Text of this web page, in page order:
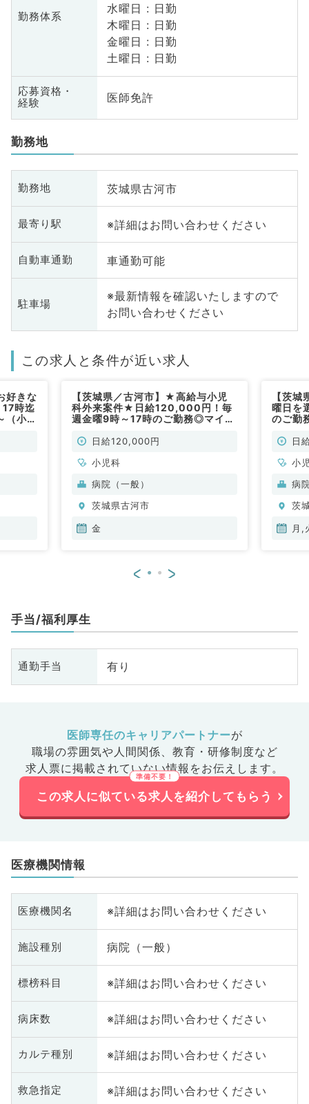
勤務体系
水曜日 : 日勤
木曜日 : 日勤
金曜日 : 日勤
土曜日 : 日勤
応募資格・
経験
医師免許
勤務地
勤務地 茨城県古河市
最寄り駅 ※詳細はお問い合わせください
自動車通勤 車通勤可能
駐車場
※最新情報を確認いたしますので
お問い合わせください
この求人と条件が近い求人
好きな
時迄
（小児
【茨城県／古河市】★高給与小児
科外来案件★日給120,000円！毎
週金曜9時～17時のご勤務◎マイカ
日給120,000円
小児科
病院（一般）
茨城県古河市
金
【茨
曜日を
のご勤
日
小
病
茨
月,
< >
手当/福利厚生
通勤手当 有り
医師専任のキャリアパートナーが
職場の雰囲気や人間関係、 教育・研修制度など
求人票に掲載されていない情報をお伝えします。
この求人に似ている求人を紹介してもらう
医療機関情報
医療機関名 ※詳細はお問い合わせください
施設種別 病院（一般）
標榜科目 ※詳細はお問い合わせください
病床数 ※詳細はお問い合わせください
カルテ種別 ※詳細はお問い合わせください
救急指定 ※詳細はお問い合わせください